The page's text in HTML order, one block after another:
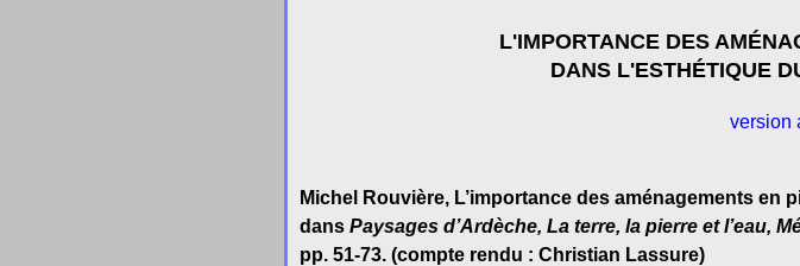
L'IMPORTANCE DES
DANS L'ESTHÉTIQUE
version
Michel Rouvière, L’importance des aménagements
dans Paysages d’Ardèche, La terre, la pierre et l’eau,
pp. 51-73. (compte rendu : Christian Lassure)